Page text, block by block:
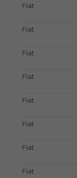
Fiat
Fiat
Fiat
Fiat
Fiat
Fiat
Fiat
Fiat